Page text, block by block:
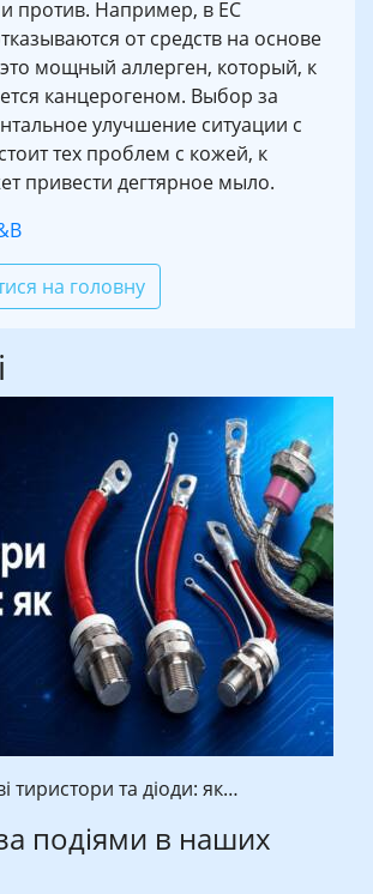
и против. Например, в ЕС
от средств на основе
это мощный аллерген, который, к
канцерогеном. Выбор за
улучшение ситуации с
тех проблем с кожей, к
привести дегтярное мыло.
на головну
тиристори та діоди: як…
подіями в наших